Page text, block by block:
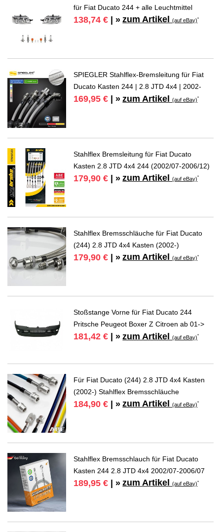
für Fiat Ducato 244 + alle Leuchtmittel
138,74 € | » zum Artikel(auf eBay)*
SPIEGLER Stahlflex-Bremsleitung für Fiat
Ducato Kasten 244 | 2.8 JTD 4x4 | 2002-
169,95 € | » zum Artikel(auf eBay)*
Stahlflex Bremsleitung für Fiat Ducato
Kasten 2.8 JTD 4x4 244 (2002/07-2006/12)
179,90 € | » zum Artikel(auf eBay)*
Stahlflex Bremsschläuche für Fiat Ducato
(244) 2.8 JTD 4x4 Kasten (2002-)
179,90 € | » zum Artikel(auf eBay)*
Stoßstange Vorne für Fiat Ducato 244
Pritsche Peugeot Boxer Z Citroen ab 01->
181,42 € | » zum Artikel(auf eBay)*
Für Fiat Ducato (244) 2.8 JTD 4x4 Kasten
(2002-) Stahlflex Bremsschläuche
184,90 € | » zum Artikel(auf eBay)*
Stahlflex Bremsschlauch für Fiat Ducato
Kasten 244 2.8 JTD 4x4 2002/07-2006/07
189,95 € | » zum Artikel(auf eBay)*